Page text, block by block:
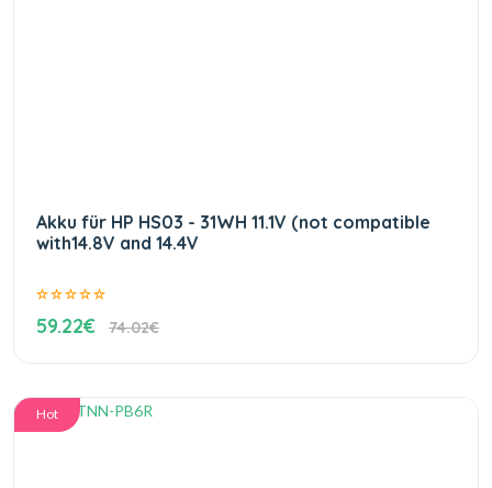
Akku für HP HS03 - 31WH 11.1V (not compatible
with14.8V and 14.4V
59.22€ 74.02€
Hot